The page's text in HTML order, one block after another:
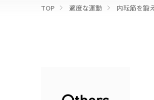
TOP 適度な運動 内転筋を鍛